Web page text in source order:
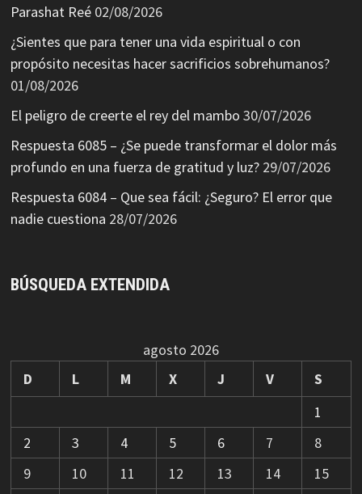
Parashat Reé 02/08/2026
¿Sientes que para tener una vida espiritual o con
propósito necesitas hacer sacrificios sobrehumanos?
01/08/2026
El peligro de creerte el rey del mambo 30/07/2026
Respuesta 6085 – ¿Se puede transformar el dolor más
profundo en una fuerza de gratitud y luz? 29/07/2026
Respuesta 6084 – Que sea fácil: ¿Seguro? El error que
nadie cuestiona 28/07/2026
BÚSQUEDA EXTENDIDA
agosto 2026
D
L M X J V
S
1
2
3 4 5 6 7
8
9
10 11 12 13 14
15